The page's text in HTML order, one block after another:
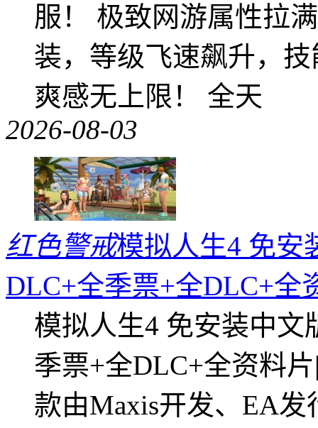
服！ 极致网游属性拉
装，等级飞速飙升，
爽感无上限！ 全天
2026-08-03
红色警戒模拟人生4 免安
DLC+全季票+全DLC+全
模拟人生4 免安装中文
季票+全DLC+全资料
款由Maxis开发、EA